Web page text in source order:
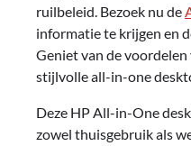
ruilbeleid. Bezoek nu de
informatie te krijgen en
Geniet van de voordelen
stijlvolle all-in-one
Deze HP All-in-One
zowel thuisgebruik als